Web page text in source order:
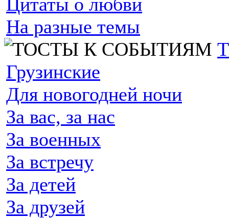
На разные темы
Грузинские
Для новогодней ночи
За вас, за нас
За военных
За встречу
За детей
За друзей